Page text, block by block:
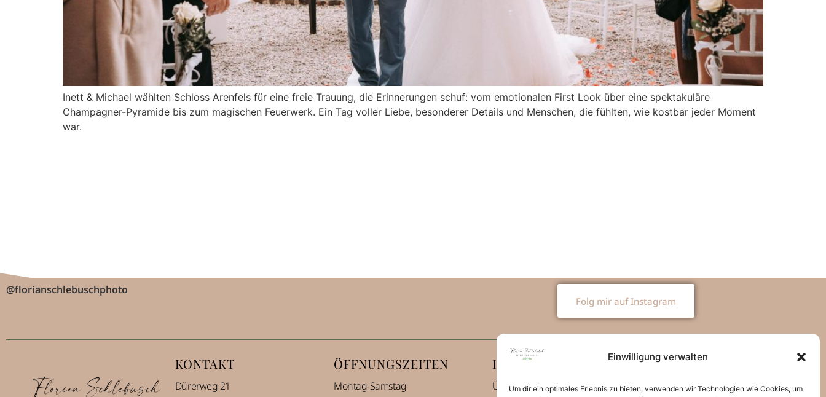
Einwilligung verwalten
Um dir ein optimales Erlebnis zu bieten, verwenden wir Technologien wie Cookies, um
Inett & Michael wählten Schloss Arenfels für eine freie Trauung, die Erinnerungen schuf: vom emotionalen First Look über eine spektakuläre
Champagner-Pyramide bis zum magischen Feuerwerk. Ein Tag voller Liebe, besonderer Details und Menschen, die fühlten, wie kostbar jeder Moment
war.
@florianschlebuschphoto
Folg mir auf Instagram
KONTAKT
Dürerweg 21
ÖFFNUNGSZEITEN
Montag-Samstag
INFORMATIONEN
Über mich alt
SOCIAL-MEDIA